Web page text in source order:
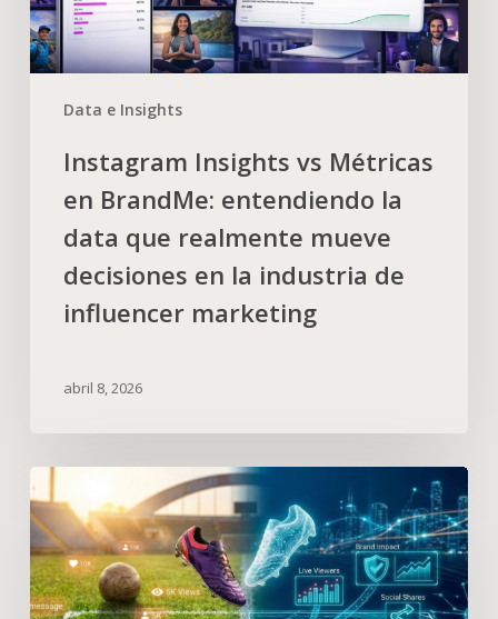
Data e Insights
Instagram Insights vs Métricas
en BrandMe: entendiendo la
data que realmente mueve
decisiones en la industria de
influencer marketing
abril 8, 2026